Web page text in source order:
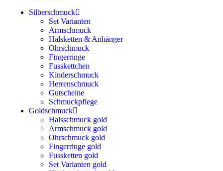
Silberschmuck
Set Varianten
Armschmuck
Halsketten & Anhänger
Ohrschmuck
Fingerringe
Fusskettchen
Kinderschmuck
Herrenschmuck
Gutscheine
Schmuckpflege
Goldschmuck
Halsschmuck gold
Armschmuck gold
Ohrschmuck gold
Fingerringe gold
Fussketten gold
Set Varianten gold